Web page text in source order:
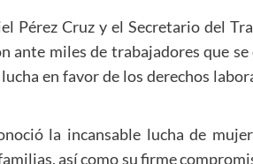
Pérez Cruz y el Secretario del
ante miles de trabajadores que
en favor de los derechos
la incansable lucha de
así como su firme